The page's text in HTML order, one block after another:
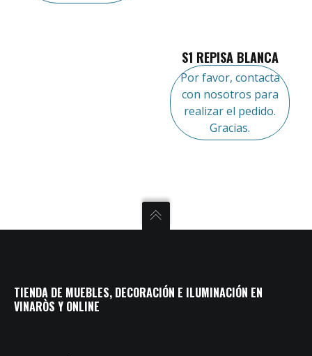
S1 REPISA BLANCA
Por favor, contacta
con nosotros para
realizar el pedido.
Gracias.
TIENDA DE MUEBLES, DECORACIÓN E ILUMINACIÓN EN
VINARÒS Y ONLINE